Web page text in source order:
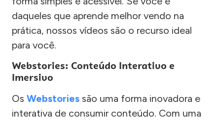
daqueles que aprende melhor vendo na
prática, nossos vídeos são o recurso ideal
para você.
Webstories: Conteúdo Interativo e
Imersivo
Os Webstories são uma forma inovadora e
interativa de consumir conteúdo. Com uma